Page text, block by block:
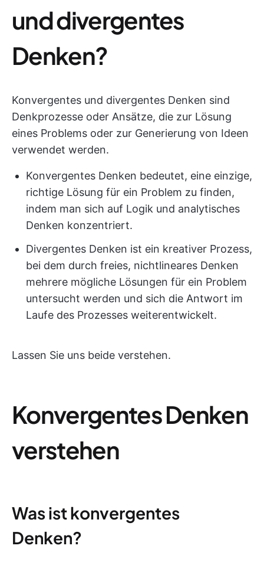
und divergentes
Denken?
Konvergentes und divergentes Denken sind
Denkprozesse oder Ansätze, die zur Lösung
eines Problems oder zur Generierung von Ideen
verwendet werden.
Konvergentes Denken bedeutet, eine einzige,
richtige Lösung für ein Problem zu finden,
indem man sich auf Logik und analytisches
Denken konzentriert.
Divergentes Denken ist ein kreativer Prozess,
bei dem durch freies, nichtlineares Denken
mehrere mögliche Lösungen für ein Problem
untersucht werden und sich die Antwort im
Laufe des Prozesses weiterentwickelt.
Lassen Sie uns beide verstehen.
Konvergentes Denken
verstehen
Was ist konvergentes
Denken?